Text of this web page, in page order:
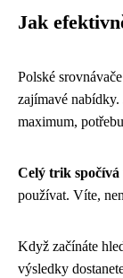
Jak
Polské
zajímavé nabídky.
maximum,
Celý trik
používat. Víte,
Když začínáte
výsledky